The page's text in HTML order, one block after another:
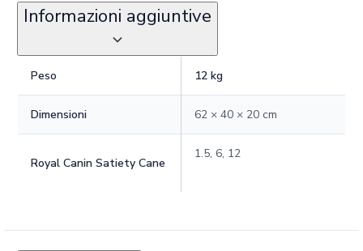
Informazioni aggiuntive
Peso 12 kg
Dimensioni 62 × 40 × 20 cm
Royal Canin Satiety Cane
1.5, 6, 12